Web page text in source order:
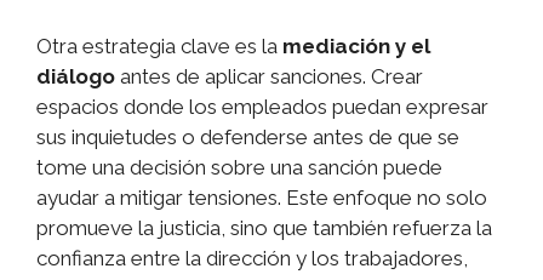
Otra estrategia clave es la mediación y el
diálogo antes de aplicar sanciones. Crear
espacios donde los empleados puedan expresar
sus inquietudes o defenderse antes de que se
tome una decisión sobre una sanción puede
ayudar a mitigar tensiones. Este enfoque no solo
promueve la justicia, sino que también refuerza la
confianza entre la dirección y los trabajadores,